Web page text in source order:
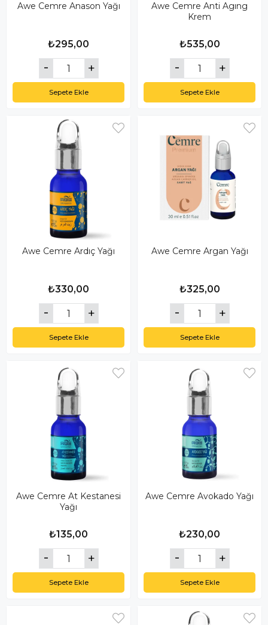
Awe Cemre Anason Yağı
₺295,00
Sepete Ekle
Awe Cemre Anti Agıng
Krem
₺535,00
Sepete Ekle
Awe Cemre Ardıç Yağı
₺330,00
Sepete Ekle
Awe Cemre Argan Yağı
₺325,00
Sepete Ekle
Awe Cemre At Kestanesi
Yağı
₺135,00
Sepete Ekle
Awe Cemre Avokado Yağı
₺230,00
Sepete Ekle